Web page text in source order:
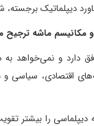
دیپلماتیک
دارد و نمی‌خواهد
اقتصادی، سیاسی